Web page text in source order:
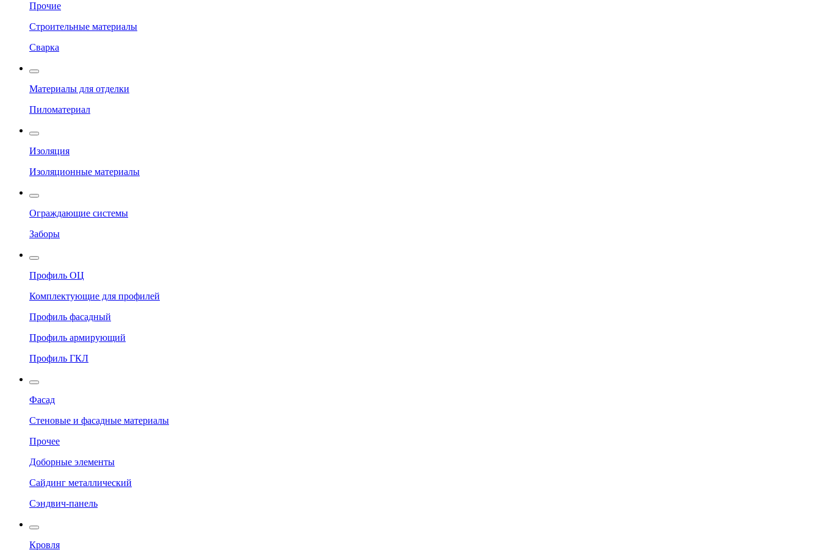
Прочие
Строительные материалы
Сварка
Материалы для отделки
Пиломатериал
Изоляция
Изоляционные материалы
Ограждающие системы
Заборы
Профиль ОЦ
Комплектующие для профилей
Профиль фасадный
Профиль армирующий
Профиль ГКЛ
Фасад
Стеновые и фасадные материалы
Прочее
Доборные элементы
Сайдинг металлический
Сэндвич-панель
Кровля